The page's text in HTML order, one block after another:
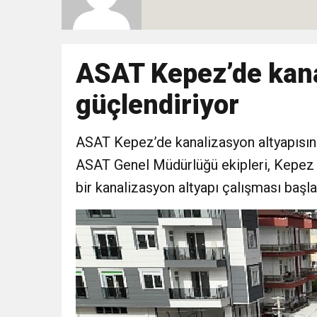
10:02 Gelecek Partisi İzmir
9:33 CHP’li 3 Genç
8:35 Anneler Günü’nde
14:11 Buca’da Ruhsatı
18:28 Eğitim Camiasının
ASAT Kepez’de
güçlendiriyor
ASAT Kepez’de kanalizasyon
ASAT Genel Müdürlüğü ekipleri,
bir kanalizasyon altyapı çalışması